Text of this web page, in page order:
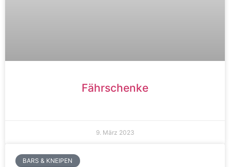
Fährschenke
9. März 2023
BARS & KNEIPEN